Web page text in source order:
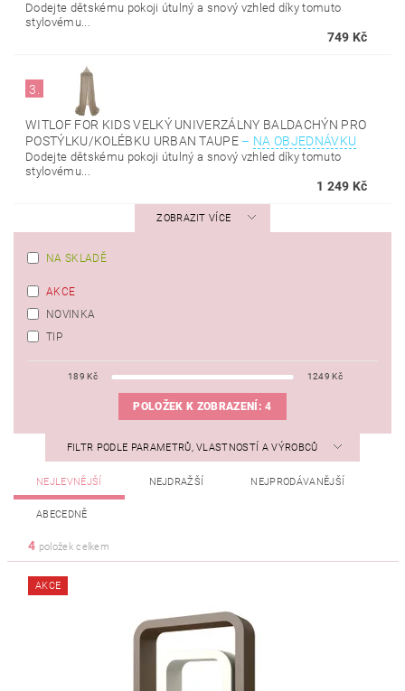
Dodejte dětskému pokoji útulný a snový vzhled díky tomuto
stylovému...
749 Kč
3.
WITLOF FOR KIDS VELKÝ UNIVERZÁLNY BALDACHÝN PRO
POSTÝLKU/KOLÉBKU URBAN TAUPE – NA OBJEDNÁVKU
Dodejte dětskému pokoji útulný a snový vzhled díky tomuto
stylovému...
1 249 Kč
ZOBRAZIT VÍCE
NA SKLADĚ
AKCE
NOVINKA
TIP
189 Kč 1249 Kč
POLOŽEK K ZOBRAZENÍ:4
FILTR PODLE PARAMETRŮ, VLASTNOSTÍ A VÝROBCŮ
NEJLEVNĚJŠÍ NEJDRAŽŠÍ NEJPRODÁVANĚJŠÍ
ABECEDNĚ
4 položek celkem
AKCE